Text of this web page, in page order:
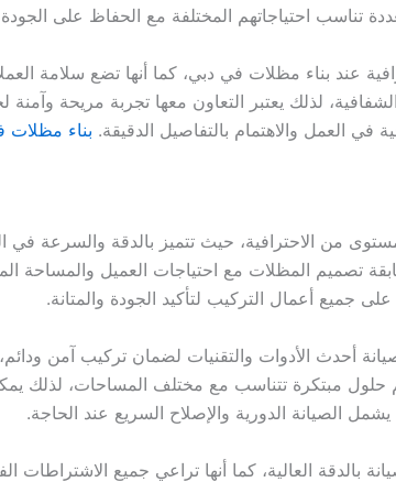
تناسب احتياجاتهم المختلفة مع الحفاظ على الجودة
عند بناء مظلات في دبي، كما أنها تضع سلامة
لذلك يعتبر التعاون معها تجربة مريحة وآمنة
العمل والاهتمام بالتفاصيل الدقيقة. بناء مظلات
من الاحترافية، حيث تتميز بالدقة والسرعة
تصميم المظلات مع احتياجات العميل والمساحة
جميع أعمال التركيب لتأكيد الجودة والمتانة.
أحدث الأدوات والتقنيات لضمان تركيب آمن ودائم،
مبتكرة تتناسب مع مختلف المساحات، لذلك
الصيانة الدورية والإصلاح السريع عند الحاجة.
بالدقة العالية، كما أنها تراعي جميع الاشتراطات